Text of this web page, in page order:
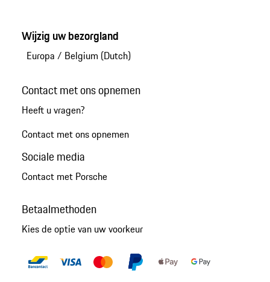
Wijzig uw bezorgland
Europa / Belgium (Dutch)
Contact met ons opnemen
Heeft u vragen?
Contact met ons opnemen
Sociale media
Contact met Porsche
Betaalmethoden
Kies de optie van uw voorkeur